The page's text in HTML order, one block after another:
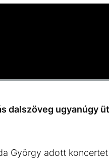
dalszöveg ugyanúgy
György adott